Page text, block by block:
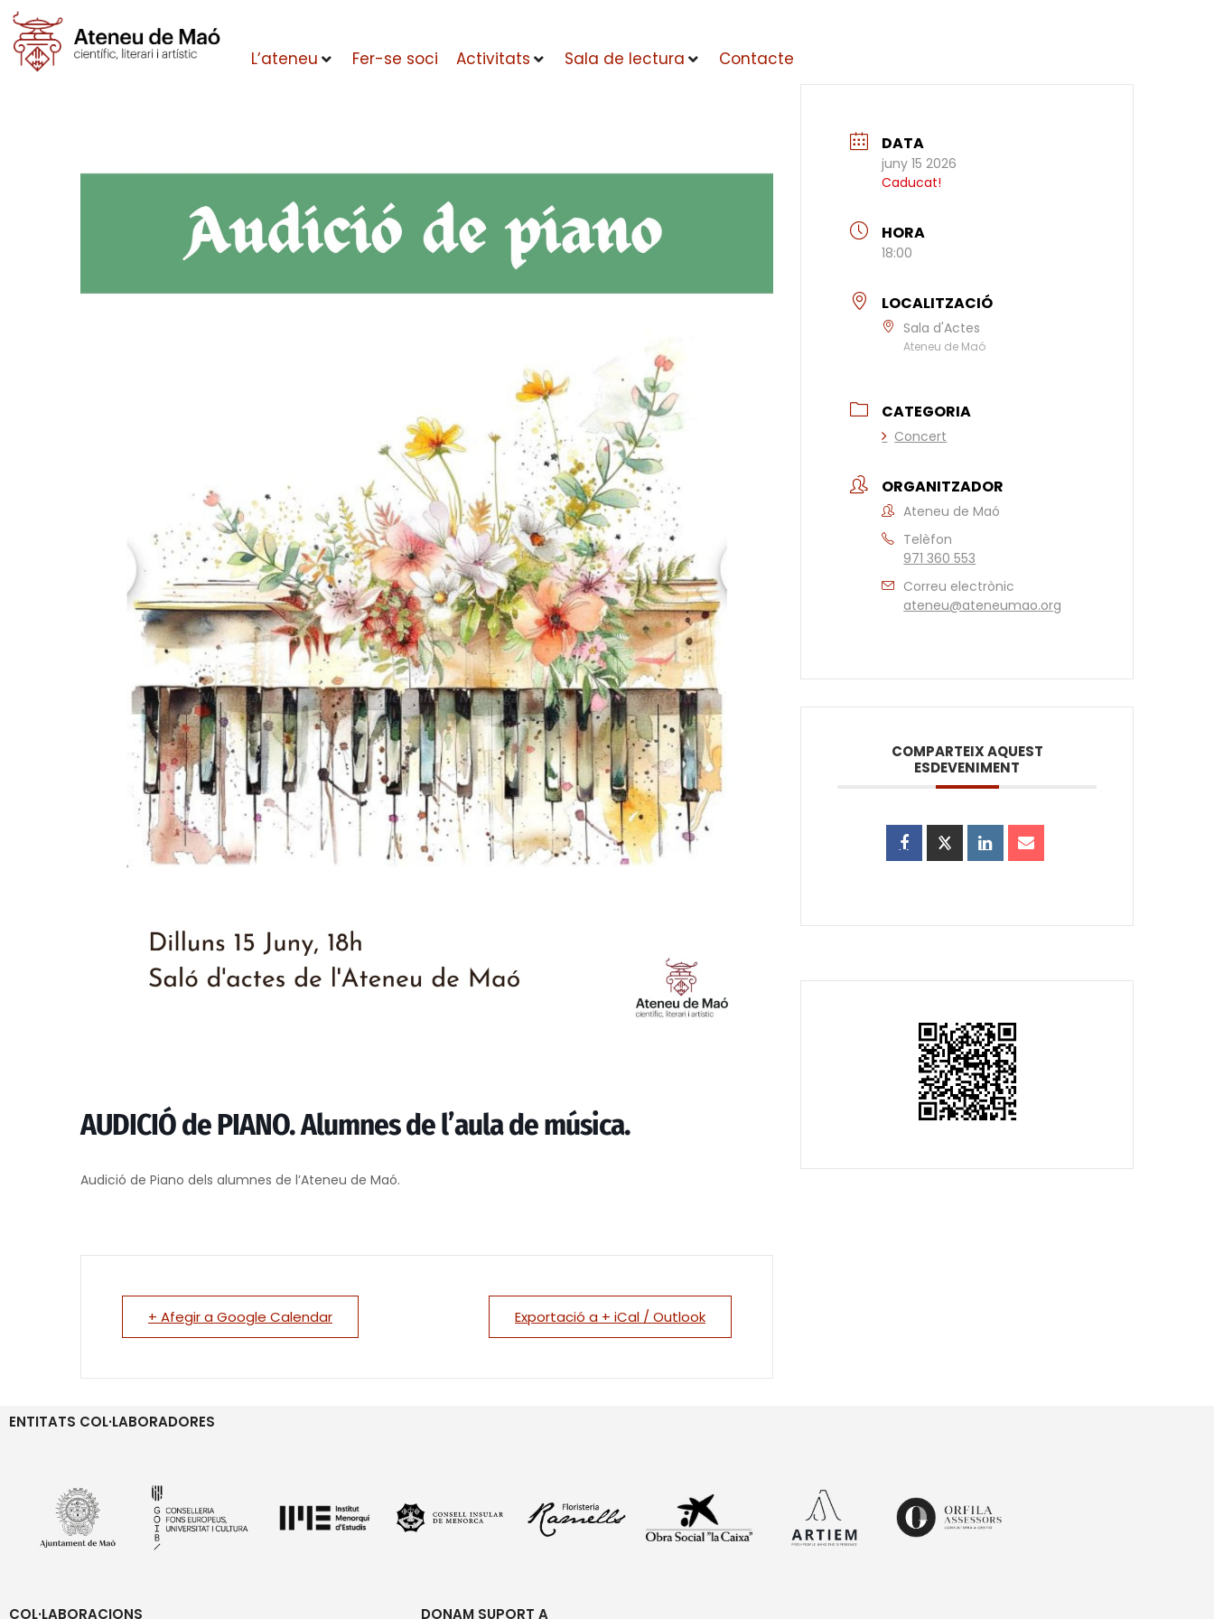
L’ateneu Fer-se soci Activitats Sala de lectura Contacte
AUDICIÓ de PIANO. Alumnes de l’aula de música.
Audició de Piano dels alumnes de l’Ateneu de Maó.
+ Afegir a Google Calendar Exportació a + iCal / Outlook
DATA
juny 15 2026
Caducat!
HORA
18:00
LOCALITZACIÓ
Sala d'Actes
Ateneu de Maó
CATEGORIA
Concert
ORGANITZADOR
Ateneu de Maó
Telèfon
971 360 553
Correu electrònic
ateneu@ateneumao.org
COMPARTEIX AQUEST
ESDEVENIMENT
ENTITATS COL·LABORADORES
COL·LABORACIONS DONAM SUPORT A